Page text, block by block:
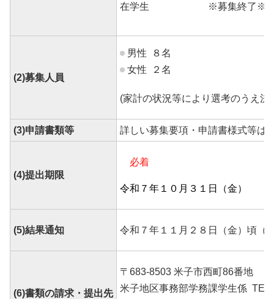
在学生 ※募集終了※
(2)募集人員
男性 ８名
女性 ２名
(家計の状況等により選考のうえ決
(3)申請書類等 詳しい募集要項・申請書様式等
(4)提出期限
必着
令和７年１０月３１日（金）
(5)結果通知 令和７年１１月２８日（金）頃（
(6)書類の請求・提出先
〒683-8503 米子市西町86番地
米子地区事務部学務課学生係 TEL